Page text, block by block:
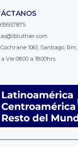
1061, Santiago,
Vie 08:00 a 18:00hrs